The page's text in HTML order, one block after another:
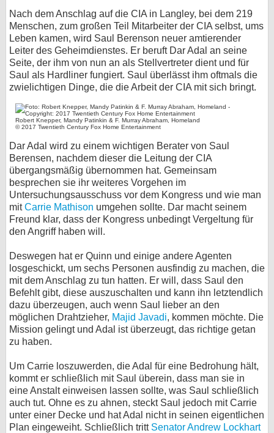
Nach dem Anschlag auf die CIA in Langley, bei dem 219
Menschen, zum großen Teil Mitarbeiter der CIA selbst, ums
Leben kamen, wird Saul Berenson neuer amtierender
Leiter des Geheimdienstes. Er beruft Dar Adal an seine
Seite, der ihm von nun an als Stellvertreter dient und für
Saul als Hardliner fungiert. Saul überlässt ihm oftmals die
zwielichtigen Dinge, die die Arbeit der CIA mit sich bringt.
Robert Knepper, Mandy Patinkin & F. Murray Abraham, Homeland
© 2017 Twentieth Century Fox Home Entertainment
Dar Adal wird zu einem wichtigen Berater von Saul
Berensen, nachdem dieser die Leitung der CIA
übergangsmäßig übernommen hat. Gemeinsam
besprechen sie ihr weiteres Vorgehen im
Untersuchungsausschuss vor dem Kongress und wie man
mitCarrie Mathison umgehen sollte. Dar macht seinem
Freund klar, dass der Kongress unbedingt Vergeltung für
den Angriff haben will.
Deswegen hat er Quinn und einige andere Agenten
losgeschickt, um sechs Personen ausfindig zu machen, die
mit dem Anschlag zu tun hatten. Er will, dass Saul den
Befehlt gibt, diese auszuschalten und kann ihn letztendlich
dazu überzeugen, auch wenn Saul lieber an den
möglichen Drahtzieher, Majid Javadi, kommen möchte. Die
Mission gelingt und Adal ist überzeugt, das richtige getan
zu haben.
Um Carrie loszuwerden, die Adal für eine Bedrohung hält,
kommt er schließlich mit Saul überein, dass man sie in
eine Anstalt einweisen lassen sollte, was Saul schließlich
auch tut. Ohne es zu ahnen, steckt Saul jedoch mit Carrie
unter einer Decke und hat Adal nicht in seinen eigentlichen
Plan eingeweiht. Schließlich tritt Senator Andrew Lockhart
Nutzungsbedingungen
Datenschutz
Cookie-Einstellungen
Desktop-Ansicht